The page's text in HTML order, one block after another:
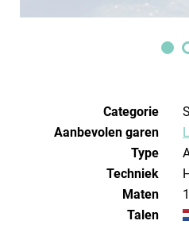
Categorie
Aanbevolen garen
Type
Techniek
Maten
Talen